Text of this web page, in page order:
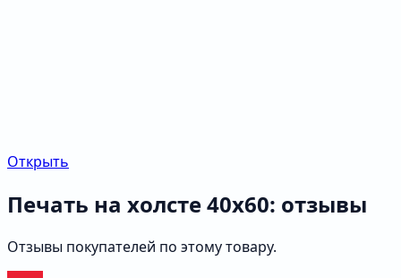
Открыть
Печать на холсте 40х60: отзывы
Отзывы покупателей по этому товару.